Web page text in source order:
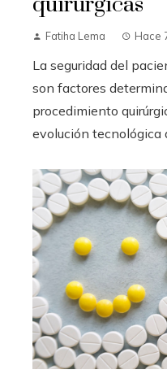
Fatiha Lema Hace
La seguridad del
son factores
procedimiento
evolución tecnológica